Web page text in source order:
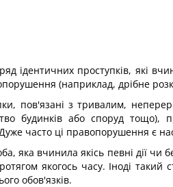
ідентичних проступків,
(наприклад, дрібне
пов'язані з тривалим,
будинків або споруд тощо),
часто ці правопорушення є
вчинила якісь певні дії чи
якогось часу. Іноді
обов'язків.